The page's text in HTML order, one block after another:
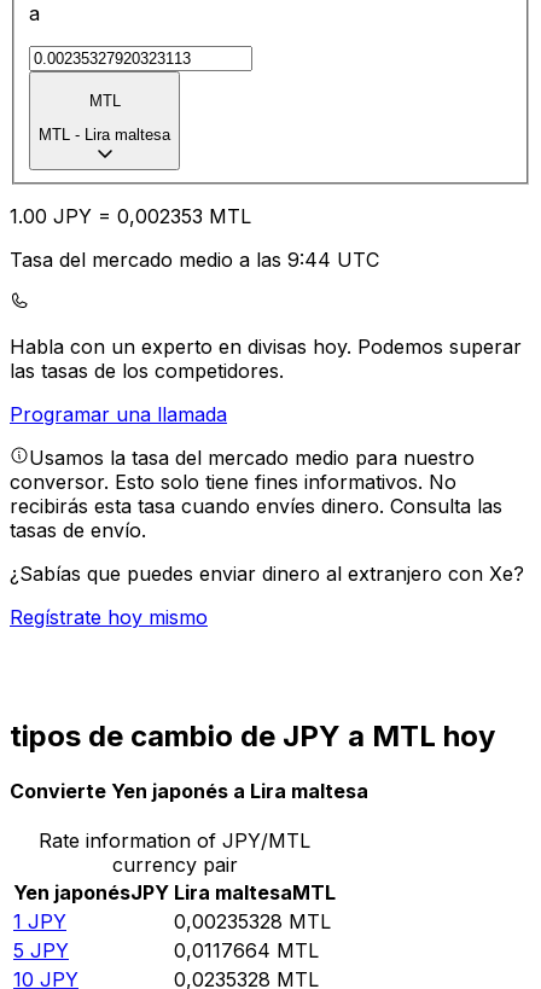
a
MTL
MTL - Lira maltesa
1.00 JPY = 0,002353 MTL
Tasa del mercado medio a las 9:44 UTC
Habla con un experto en divisas hoy. Podemos superar
las tasas de los competidores.
Programar una llamada
Usamos la tasa del mercado medio para nuestro
conversor. Esto solo tiene fines informativos. No
recibirás esta tasa cuando envíes dinero. Consulta las
tasas de envío.
¿Sabías que puedes enviar dinero al extranjero con Xe?
Regístrate hoy mismo
tipos de cambio de JPY a MTL hoy
Convierte Yen japonés a Lira maltesa
Rate information of JPY/MTL
currency pair
Yen japonésJPY Lira maltesaMTL
1 JPY 0,00235328 MTL
5 JPY 0,0117664 MTL
10 JPY 0,0235328 MTL